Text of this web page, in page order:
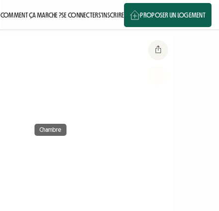
COMMENT ÇA MARCHE ?SE CONNECTERS'INSCRIRE PROPOSER UN LOGEMENT
Chambre